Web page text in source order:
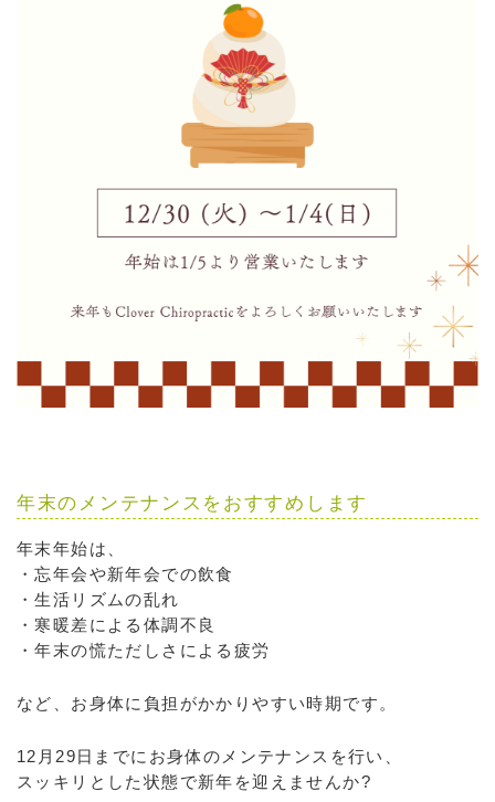
年末のメンテナンスをおすすめします
年末年始は、
・忘年会や新年会での飲食
・生活リズムの乱れ
・寒暖差による体調不良
・年末の慌ただしさによる疲労
など、お身体に負担がかかりやすい時期です。
12月29日までにお身体のメンテナンスを行い、
スッキリとした状態で新年を迎えませんか?